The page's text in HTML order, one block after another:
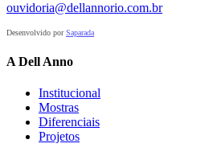
ouvidoria@dellannorio.com.br
Desenvolvido porSaparada
A Dell Anno
Institucional
Mostras
Diferenciais
Projetos